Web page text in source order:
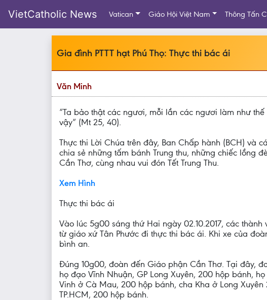
VietCatholic News Vatican Giáo Hội Việt Nam Thông Tấn
Gia đình PTTT hạt Phú Thọ: Thực thi bác ái
Văn Minh
“Ta bảo thật các ngươi, mỗi lần các ngươi làm như
vậy” (Mt 25, 40).
Thực thi Lời Chúa trên đây, Ban Chấp hành (BCH) và
chia sẻ những tấm bánh Trung thu, những chiếc lồng
Cần Thơ, cùng nhau vui đón Tết Trung Thu.
Xem Hình
Thực thi bác ái
Vào lúc 5g00 sáng thứ Hai ngày 02.10.2017, các
từ giáo xứ Tân Phước đi thực thi bác ái. Khi xe của
bình an.
Đúng 10g00, đoàn đến Giáo phận Cần Thơ. Tại đây,
họ đạo Vĩnh Nhuận, GP Long Xuyên, 200 hộp bánh,
Vinh ở Cà Mau, 200 hộp bánh, cha Kha ở Long
TP.HCM, 200 hộp bánh.